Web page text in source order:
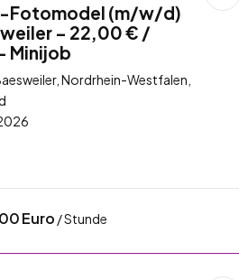
Fotomodel (m/w/d)
– 22,00 € /
Minijob
Nordrhein-Westfalen,
Euro / Stunde